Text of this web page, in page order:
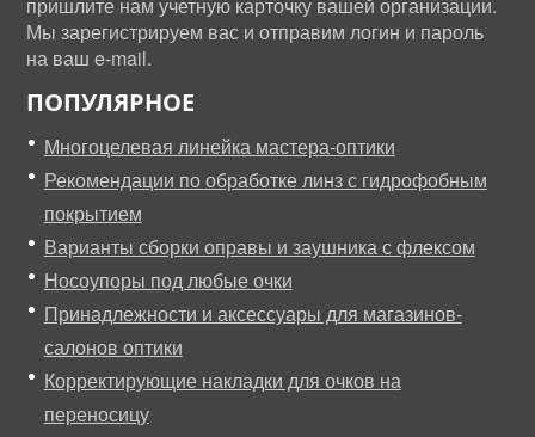
Мы зарегистрируем вас и отправим логин и пароль
на ваш e-mail.
ПОПУЛЯРНОЕ
Многоцелевая линейка мастера-оптики
Рекомендации по обработке линз с гидрофобным
покрытием
Варианты сборки оправы и заушника с флексом
Носоупоры под любые очки
Принадлежности и аксессуары для магазинов-
салонов оптики
Корректирующие накладки для очков на
переносицу